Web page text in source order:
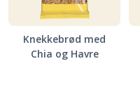
Knekkebrød med
Chia og Havre